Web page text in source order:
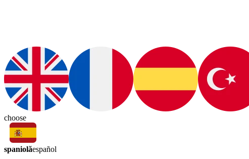
choose
spaniolăespañol